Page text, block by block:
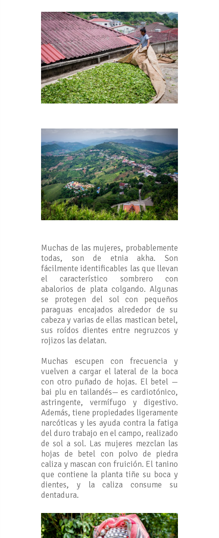
Muchas de las mujeres, probablemente
todas, son de etnia akha. Son
fácilmente identificables las que llevan
el característico sombrero con
abalorios de plata colgando. Algunas
se protegen del sol con pequeños
paraguas encajados alrededor de su
cabeza y varias de ellas mastican betel,
sus roídos dientes entre negruzcos y
rojizos las delatan.
Muchas escupen con frecuencia y
vuelven a cargar el lateral de la boca
con otro puñado de hojas. El betel —
bai plu en tailandés— es cardiotónico,
astringente, vermífugo y digestivo.
Además, tiene propiedades ligeramente
narcóticas y les ayuda contra la fatiga
del duro trabajo en el campo, realizado
de sol a sol. Las mujeres mezclan las
hojas de betel con polvo de piedra
caliza y mascan con fruición. El tanino
que contiene la planta tiñe su boca y
dientes, y la caliza consume su
dentadura.